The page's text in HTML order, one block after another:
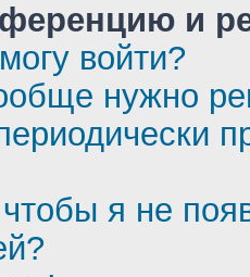
и
войти?
нужно
я не